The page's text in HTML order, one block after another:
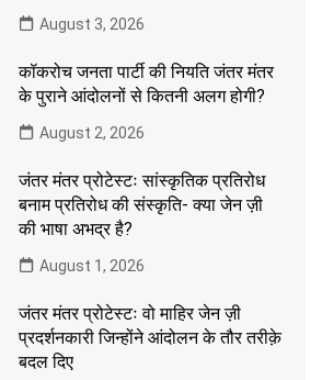
August 3, 2026
कॉकरोच जनता पार्टी की नियति जंतर मंतर
के पुराने आंदोलनों से कितनी अलग होगी?
August 2, 2026
जंतर मंतर प्रोटेस्टः सांस्कृतिक प्रतिरोध
बनाम प्रतिरोध की संस्कृति- क्या जेन ज़ी
की भाषा अभद्र है?
August 1, 2026
जंतर मंतर प्रोटेस्टः वो माहिर जेन ज़ी
प्रदर्शनकारी जिन्होंने आंदोलन के तौर तरीक़े
बदल दिए